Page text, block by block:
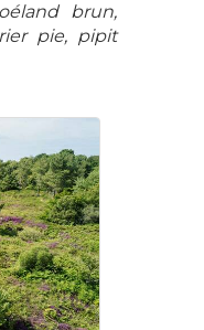
brun,
pie, pipit